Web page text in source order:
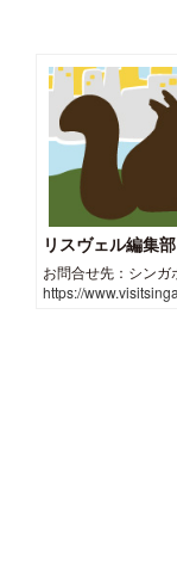
リスヴェル編集部
お問合せ先：シンガ
https://